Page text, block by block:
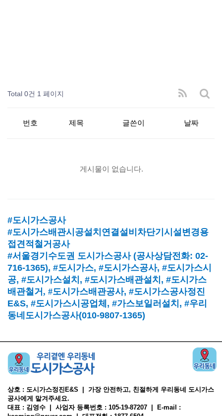
Total 0건 1 페이지
번호 제목 글쓴이 날짜
게시물이 없습니다.
#도시가스공사
#도시가스배관시공설치연결설비차단기시설변경용
접견적철거공사
#서울경기수도권 도시가스공사 (공사상담전화: 02-
716-1365), #도시가스, #도시가스공사, #도시가스시
공, #도시가스설치 , #도시가스배관설치 , #도시가스
배관철거, #도시가스배관공사, #도시가스공사정진
E&S, #도시가스시공업체 , #가스보일러설치 , #우리
동네도시가스공사(010-9807-1365)
상호 : 도시가스정진E&S | 가장 안전하고, 친절하게 우리동네 도시가스
공사에게 맡겨주세요.
대표 : 김영수 | 사업자 등록번호 : 105-19-87207 | E-mail :